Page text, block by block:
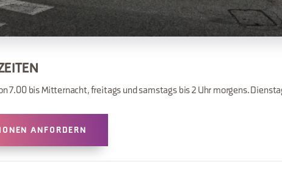
7.00 bis Mitternacht, freitags und samstags bis 2 Uhr morgens.
ANFORDERN